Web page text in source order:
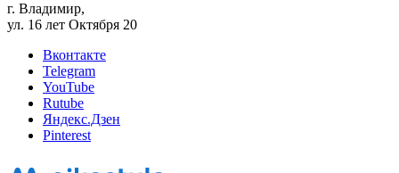
г. Владимир,
ул. 16 лет Октября 20
Вконтакте
Telegram
YouTube
Rutube
Яндекс.Дзен
Pinterest